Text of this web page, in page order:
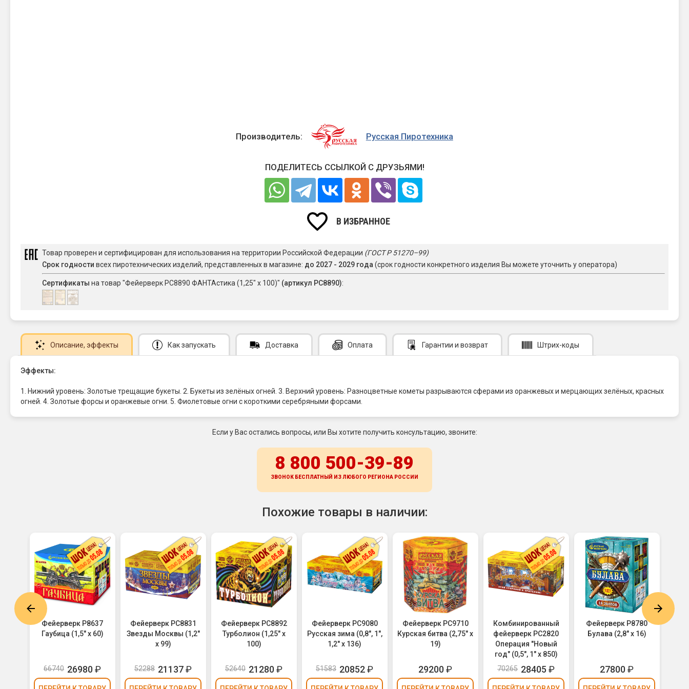
Производитель: Русская Пиротехника
ПОДЕЛИТЕСЬ ССЫЛКОЙ С ДРУЗЬЯМИ!
В ИЗБРАННОЕ
Товар проверен и сертифицирован для использования на территории Российской Федерации (ГОСТ Р 51270–99)
Срок годности всех пиротехнических изделий, представленных в магазине: до 2027 - 2029 года (срок годности конкретного изделия Вы можете уточнить у оператора)
Сертификаты на товар "Фейерверк РС8890 ФАНТАстика (1,25" х 100)" (артикул РС8890):
Описание, эффекты Как запускать Доставка Оплата Гарантии и возврат Штрих-коды
Эффекты:
1. Нижний уровень: Золотые трещащие букеты. 2. Букеты из зелёных огней. 3. Верхний уровень: Разноцветные кометы разрываются сферами из оранжевых и мерцающих зелёных, красных
огней. 4. Золотые форсы и оранжевые огни. 5. Фиолетовые огни с короткими серебряными форсами.
Если у Вас остались вопросы, или Вы хотите получить консультацию, звоните:
8 800 500-39-89
ЗВОНОК БЕСПЛАТНЫЙ ИЗ ЛЮБОГО РЕГИОНА РОССИИ
Похожие товары в наличии:
Фейерверк Р8637
Гаубица (1,5" х 60)
66740 26980₽
Фейерверк РС8831
Звезды Москвы (1,2"
х 99)
52288 21137₽
Фейерверк РС8892
Турболион (1,25" х
100)
52640 21280₽
Фейерверк РС9080
Русская зима (0,8", 1",
1,2" х 136)
51583 20852₽
Фейерверк РС9710
Курская битва (2,75" х
19)
29200₽
Комбинированный
фейерверк РС2820
Операция "Новый
год" (0,5", 1" х 850)
70265 28405 ₽
Фейерверк Р8780
Булава (2,8" х 16)
27800₽